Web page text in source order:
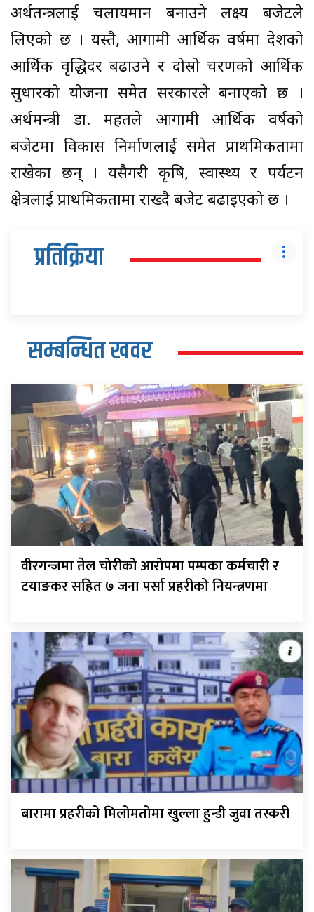
अर्थतन्त्रलाई चलायमान बनाउने लक्ष्य बजेटले
लिएको छ । यस्तै, आगामी आर्थिक वर्षमा देशको
आर्थिक वृद्धिदर बढाउने र दोस्रो चरणको आर्थिक
सुधारको योजना समेत सरकारले बनाएको छ ।
अर्थमन्त्री डा. महतले आगामी आर्थिक वर्षको
बजेटमा विकास निर्माणलाई समेत प्राथमिकतामा
राखेका छन् । यसैगरी कृषि, स्वास्थ्य र पर्यटन
क्षेत्रलाई प्राथमिकतामा राख्दै बजेट बढाइएको छ ।
प्रतिक्रिया
सम्बन्धित खवर
वीरगन्जमा तेल चोरीको आरोपमा पम्पका कर्मचारी र
टयाङकर सहित ७ जना पर्सा प्रहरीको नियन्त्रणमा
बारामा प्रहरीको मिलोमतोमा खुल्ला हुन्डी जुवा तस्करी